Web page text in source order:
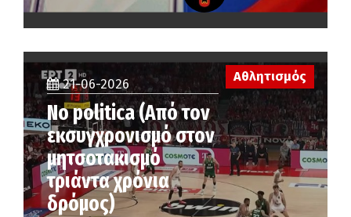
21-06-2026
No politica (Από τον
εκσυγχρονισμό στον
μητσοτακισμό
τριάντα χρόνια
δρόμος)
Αθλητισμός